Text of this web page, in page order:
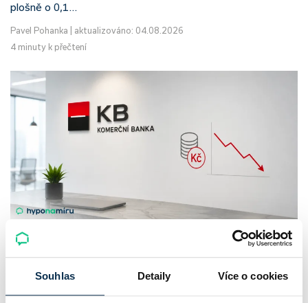
Souhlas Detaily Více o cookies
plošně o 0,1…
Pavel Pohanka
aktualizováno: 04.08.2026
4 minuty k přečtení
Komerční banka: pokles zisku
neznamená slabší banku
Komerční banka nabízí docela plastický obrázek dnešního